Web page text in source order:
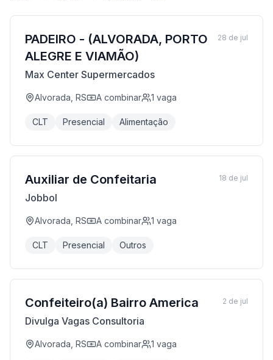
PADEIRO - (ALVORADA, PORTO
ALEGRE E VIAMÃO)
Max Center Supermercados
Alvorada, RS A combinar 1 vaga
CLT Presencial Alimentação
28 de jul
Auxiliar de Confeitaria
Jobbol
Alvorada, RS A combinar 1 vaga
CLT Presencial Outros
18 de jul
Confeiteiro(a) Bairro America
Divulga Vagas Consultoria
Alvorada, RS A combinar 1 vaga
2 de jul